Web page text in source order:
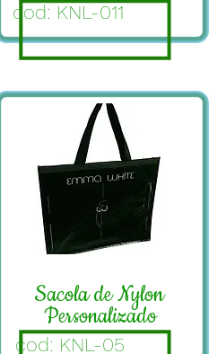
cod: KNL-011
Sacola de Nylon
Personalizado
cod: KNL-05